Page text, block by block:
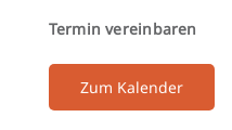
Termin vereinbaren
Zum Kalender